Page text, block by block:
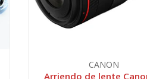
CANON
Arriendo de lente